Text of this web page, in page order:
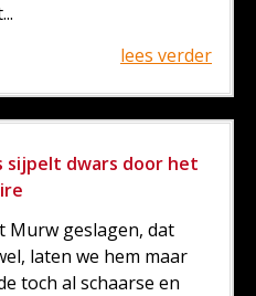
lees verder
sijpelt dwars door het
Murw geslagen, dat
laten we hem maar
toch al schaarse en